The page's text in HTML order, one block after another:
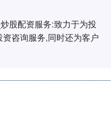
股配资服务:致力于为投
咨询服务,同时还为客户